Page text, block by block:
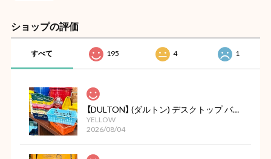
ショップの評価
すべて 195 4 1
【DULTON】 (ダルトン) デスクトップ バスケット
YELLOW
2026/08/04